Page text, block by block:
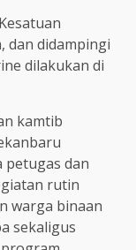
dan didampingi
dilakukan di
kamtib
petugas dan
rutin
warga binaan
sekaligus